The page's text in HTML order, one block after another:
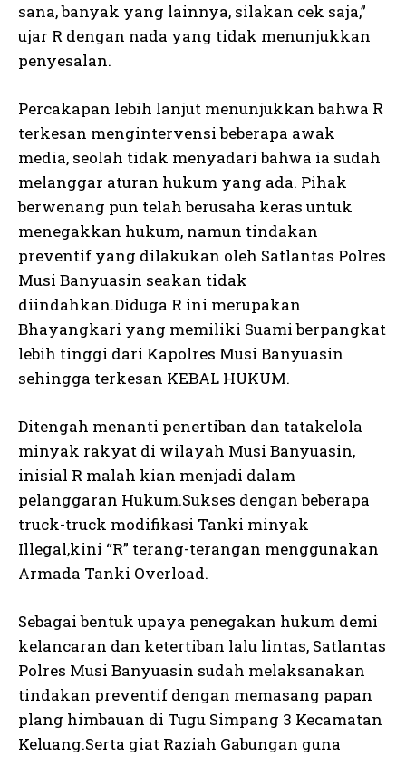
sana, banyak yang lainnya, silakan cek saja,”
ujar R dengan nada yang tidak menunjukkan
penyesalan.
Percakapan lebih lanjut menunjukkan bahwa R
terkesan mengintervensi beberapa awak
media, seolah tidak menyadari bahwa ia sudah
melanggar aturan hukum yang ada. Pihak
berwenang pun telah berusaha keras untuk
menegakkan hukum, namun tindakan
preventif yang dilakukan oleh Satlantas Polres
Musi Banyuasin seakan tidak
diindahkan.Diduga R ini merupakan
Bhayangkari yang memiliki Suami berpangkat
lebih tinggi dari Kapolres Musi Banyuasin
sehingga terkesan KEBAL HUKUM.
Ditengah menanti penertiban dan tatakelola
minyak rakyat di wilayah Musi Banyuasin,
inisial R malah kian menjadi dalam
pelanggaran Hukum.Sukses dengan beberapa
truck-truck modifikasi Tanki minyak
Illegal,kini “R” terang-terangan menggunakan
Armada Tanki Overload.
Sebagai bentuk upaya penegakan hukum demi
kelancaran dan ketertiban lalu lintas, Satlantas
Polres Musi Banyuasin sudah melaksanakan
tindakan preventif dengan memasang papan
plang himbauan di Tugu Simpang 3 Kecamatan
Keluang.Serta giat Raziah Gabungan guna